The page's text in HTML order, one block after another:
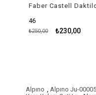
46
₺230,00
₺250,00
Alpıno , Alpıno Ju-